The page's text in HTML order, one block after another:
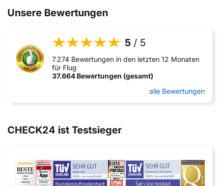
Unsere Bewertungen
5 / 5
7.274 Bewertungen in den letzten 12 Monaten
für Flug
37.664 Bewertungen (gesamt)
alle Bewertungen
CHECK24 ist Testsieger